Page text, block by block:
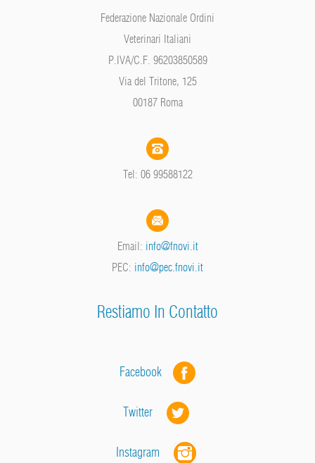
Federazione Nazionale Ordini
Veterinari Italiani
P.IVA/C.F. 96203850589
Via del Tritone, 125
00187 Roma
Tel: 06 99588122
Email: info@fnovi.it
PEC: info@pec.fnovi.it
Restiamo In Contatto
Facebook
Twitter
Instagram